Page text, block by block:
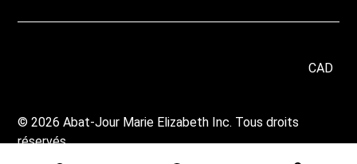
CAD
© 2026 Abat-Jour Marie Elizabeth Inc. Tous droits
réservés.